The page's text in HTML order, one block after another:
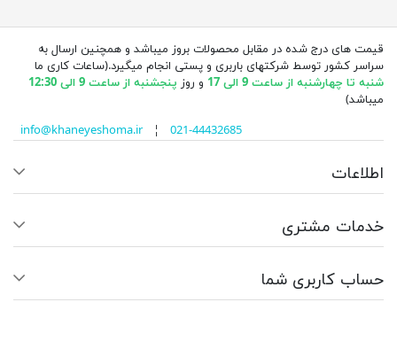
قیمت های درج شده در مقابل محصولات بروز میباشد و همچنین ارسال به
سراسر کشور توسط شرکتهای باربری و پستی انجام میگیرد.(ساعات کاری ما
شنبه تا چهارشنبه از ساعت 9 الی 17
و روز پنجشنبه از ساعت 9 الی 12:30
میباشد)
info@khaneyeshoma.ir¦ 021-44432685
اطلاعات
خدمات مشتری
حساب کاربری شما